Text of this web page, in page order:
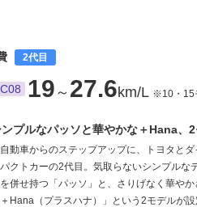
2代目
19 ～ 27.6km/L ※10・15
ンプルなパッソと華やかな＋Hana、
動車からのステップアップに、トヨタと
クトカーの2代目。気取らないシンプルな
併せ持つ「パッソ」と、さりげなく華や
Hana（プラスハナ）」という2モデルが